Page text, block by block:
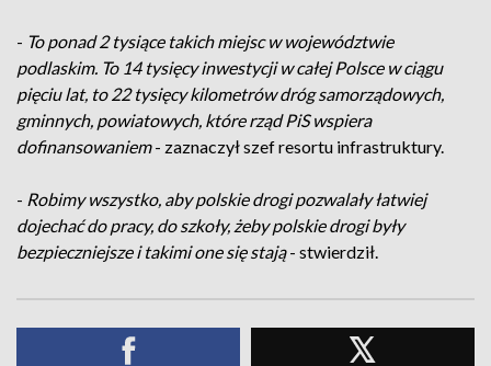
- To ponad 2 tysiące takich miejsc w województwie
podlaskim. To 14 tysięcy inwestycji w całej Polsce w ciągu
pięciu lat, to 22 tysięcy kilometrów dróg samorządowych,
gminnych, powiatowych, które rząd PiS wspiera
dofinansowaniem- zaznaczył szef resortu infrastruktury.
- Robimy wszystko, aby polskie drogi pozwalały łatwiej
dojechać do pracy, do szkoły, żeby polskie drogi były
bezpieczniejsze i takimi one się stają- stwierdził.